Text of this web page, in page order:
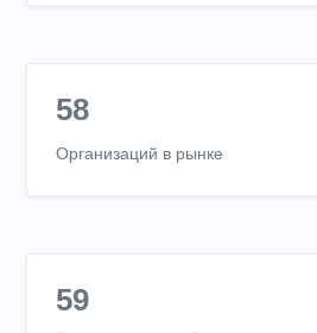
58
Организаций в рынке
59